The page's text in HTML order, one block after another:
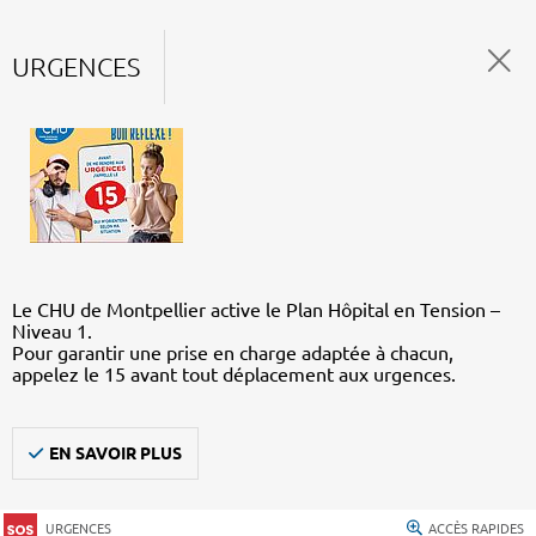
URGENCES
Le CHU de Montpellier active le Plan Hôpital en Tension –
Niveau 1.
Pour garantir une prise en charge adaptée à chacun,
appelez le 15 avant tout déplacement aux urgences.
EN SAVOIR PLUS
URGENCES ACCÈS RAPIDES